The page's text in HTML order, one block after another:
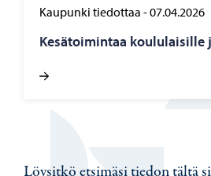
Kaupunki tiedottaa -07.04.2026
Ke­sä­toi­min­taa kou­lu­lai­sil­le